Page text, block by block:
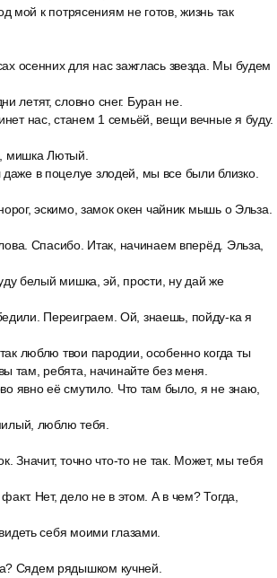
мой к потрясениям не готов, жизнь так
осенних для нас зажглась звезда. Мы будем
летят, словно снег. Буран не.
нас, станем 1 семьёй, вещи вечные я буду.
мишка Лютый.
в поцелуе злодей, мы все были близко.
эскимо, замок окен чайник мышь о Эльза.
Спасибо. Итак, начинаем вперёд. Эльза,
белый мишка, эй, прости, ну дай же
Переиграем. Ой, знаешь, пойду-ка я
люблю твои пародии, особенно когда ты
там, ребята, начинайте без меня.
явно её смутило. Что там было, я не знаю,
люблю тебя.
Значит, точно что-то не так. Может, мы тебя
Нет, дело не в этом. А в чем? Тогда,
себя моими глазами.
Сядем рядышком кучней.